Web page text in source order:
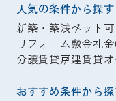
人気の条件から探す
新築・築浅ペット可
リフォーム敷金礼金
分譲賃貸戸建賃貸
おすすめ条件から